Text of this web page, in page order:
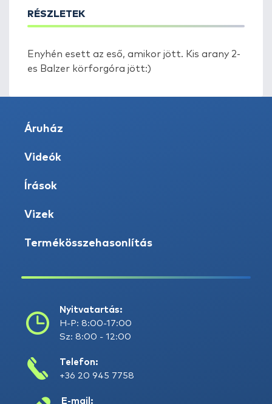
RÉSZLETEK
Enyhén esett az eső, amikor jött. Kis arany 2-
es Balzer körforgóra jött:)
Áruház
Videók
Írások
Vizek
Termékösszehasonlítás
Nyitvatartás:
H-P: 8:00-17:00
Sz: 8:00 - 12:00
Telefon:
+36 20 945 7758
E-mail: